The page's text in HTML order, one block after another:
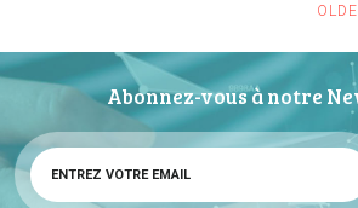
Abonnez-vous à notre